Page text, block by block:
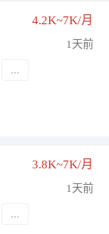
4.2K~7K/月
1天前
...
3.8K~7K/月
1天前
...